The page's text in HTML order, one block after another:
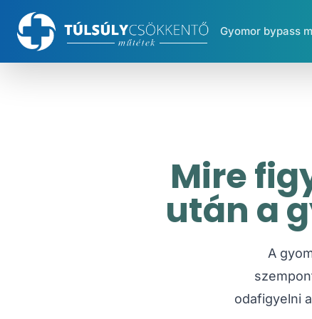
Gyomor bypass
Mire
után a
A
odafigyelni